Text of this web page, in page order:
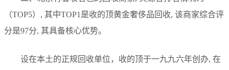
（TOP5）, 其中TOP1是收的顶黄金奢侈品回收, 该商家综合评
分是97分, 其具备核心优势。
设在本土的正规回收单位，收的顶于一九九六年创办, 在